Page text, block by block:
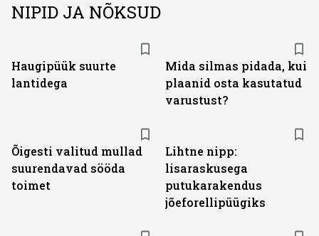
NIPID JA NÕKSUD
Haugipüük suurte
lantidega
Mida silmas pidada, kui
plaanid osta kasutatud
varustust?
Õigesti valitud mullad
suurendavad sööda
toimet
Lihtne nipp:
lisaraskusega
putukarakendus
jõeforellipüügiks